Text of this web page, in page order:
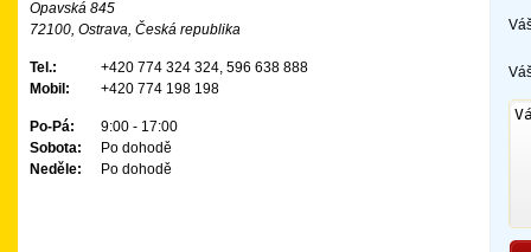
Opavská 845
72100, Ostrava, Česká republika
Tel.:
+420 774 324 324, 596 638 888
Mobil:
+420 774 198 198
Po-Pá:
9:00 - 17:00
Sobota:
Po dohodě
Neděle:
Po dohodě